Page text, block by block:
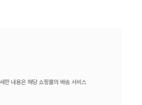
한 내용은 해당 쇼핑몰의 배송 서비스